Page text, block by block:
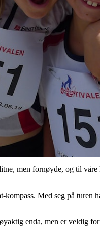
men fornøyde, og til
Med seg på turen
enda, men er veldig